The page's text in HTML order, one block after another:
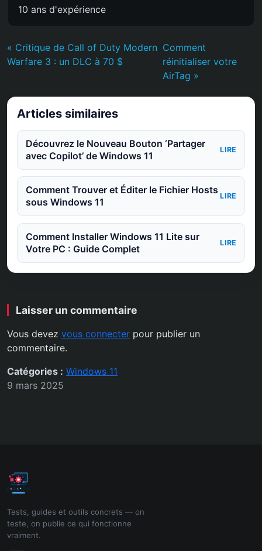
10 ans d'expérience
« Critique de Call of Duty Modern
Warfare 3 : un DLC à 70 $
Comment
réinitialiser votre
AirTag »
Articles similaires
Découvrez le Nouveau Bouton ‘Partager
avec Copilot’ de Windows 11
LIRE
Comment Trouver et Éditer le Fichier Hosts
sous Windows 11
LIRE
Comment Installer Windows 11 Lite sur
Votre PC : Guide Complet
LIRE
Laisser un commentaire
Vous devez vous connecter pour publier un
commentaire.
Catégories : Windows 11
9 mars 2025
Tests, guides et outils concrets — on
teste, on publie ce qui fonctionne
vraiment.